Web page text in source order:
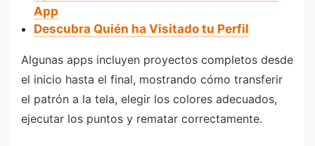
App
Descubra Quién ha Visitado tu Perfil
Algunas apps incluyen proyectos completos desde
el inicio hasta el final, mostrando cómo transferir
el patrón a la tela, elegir los colores adecuados,
ejecutar los puntos y rematar correctamente.